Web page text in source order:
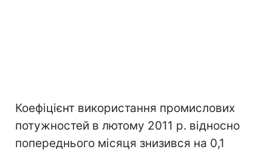
Коефіцієнт використання промислових
потужностей в лютому 2011 р. відносно
попереднього місяця знизився на 0,1